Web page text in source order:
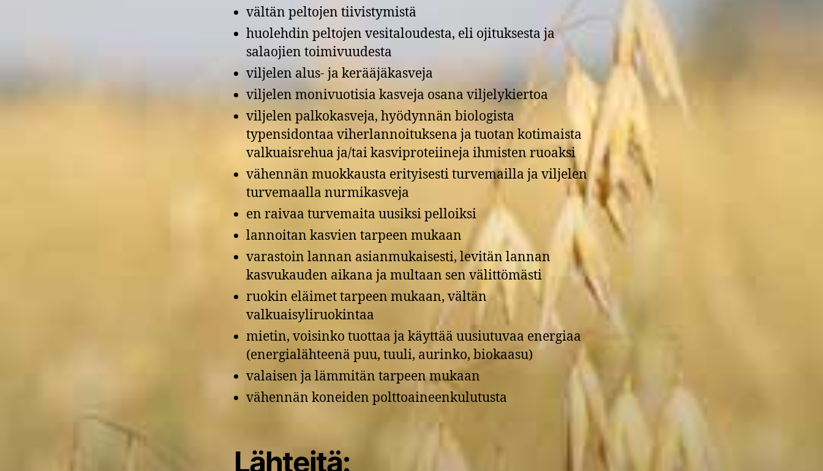
vältän peltojen tiivistymistä
huolehdin peltojen vesitaloudesta, eli ojituksesta ja
salaojien toimivuudesta
viljelen alus- ja kerääjäkasveja
viljelen monivuotisia kasveja osana viljelykiertoa
viljelen palkokasveja, hyödynnän biologista
typensidontaa viherlannoituksena ja tuotan kotimaista
valkuaisrehua ja/tai kasviproteiineja ihmisten ruoaksi
vähennän muokkausta erityisesti turvemailla ja viljelen
turvemaalla nurmikasveja
en raivaa turvemaita uusiksi pelloiksi
lannoitan kasvien tarpeen mukaan
varastoin lannan asianmukaisesti, levitän lannan
kasvukauden aikana ja multaan sen välittömästi
ruokin eläimet tarpeen mukaan, vältän
valkuaisyliruokintaa
mietin, voisinko tuottaa ja käyttää uusiutuvaa energiaa
(energialähteenä puu, tuuli, aurinko, biokaasu)
valaisen ja lämmitän tarpeen mukaan
vähennän koneiden polttoaineenkulutusta
Lähteitä: